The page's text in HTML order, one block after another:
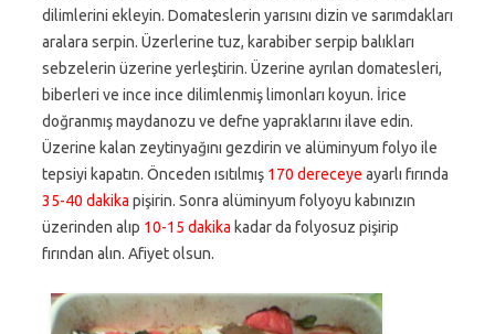
dilimlerini ekleyin. Domateslerin yarısını dizin ve sarımdakları
aralara serpin. Üzerlerine tuz, karabiber serpip balıkları
sebzelerin üzerine yerleştirin. Üzerine ayrılan domatesleri,
biberleri ve ince ince dilimlenmiş limonları koyun. İrice
doğranmış maydanozu ve defne yapraklarını ilave edin.
Üzerine kalan zeytinyağını gezdirin ve alüminyum folyo ile
tepsiyi kapatın. Önceden ısıtılmış 170 dereceye ayarlı fırında
35-40 dakika pişirin. Sonra alüminyum folyoyu kabınızın
üzerinden alıp 10-15 dakika kadar da folyosuz pişirip
fırından alın. Afiyet olsun.